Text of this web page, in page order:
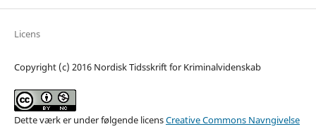
Licens
Copyright (c) 2016 Nordisk Tidsskrift for Kriminalvidenskab
Dette værk er under følgende licensCreative Commons Navngivelse